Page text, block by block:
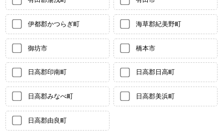
伊都郡かつらぎ町 海草郡紀美野町
御坊市 橋本市
日高郡印南町 日高郡日高町
日高郡みなべ町 日高郡美浜町
日高郡由良町